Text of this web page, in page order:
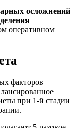
осложнений
оперативном
факторов
при 1-й стадии